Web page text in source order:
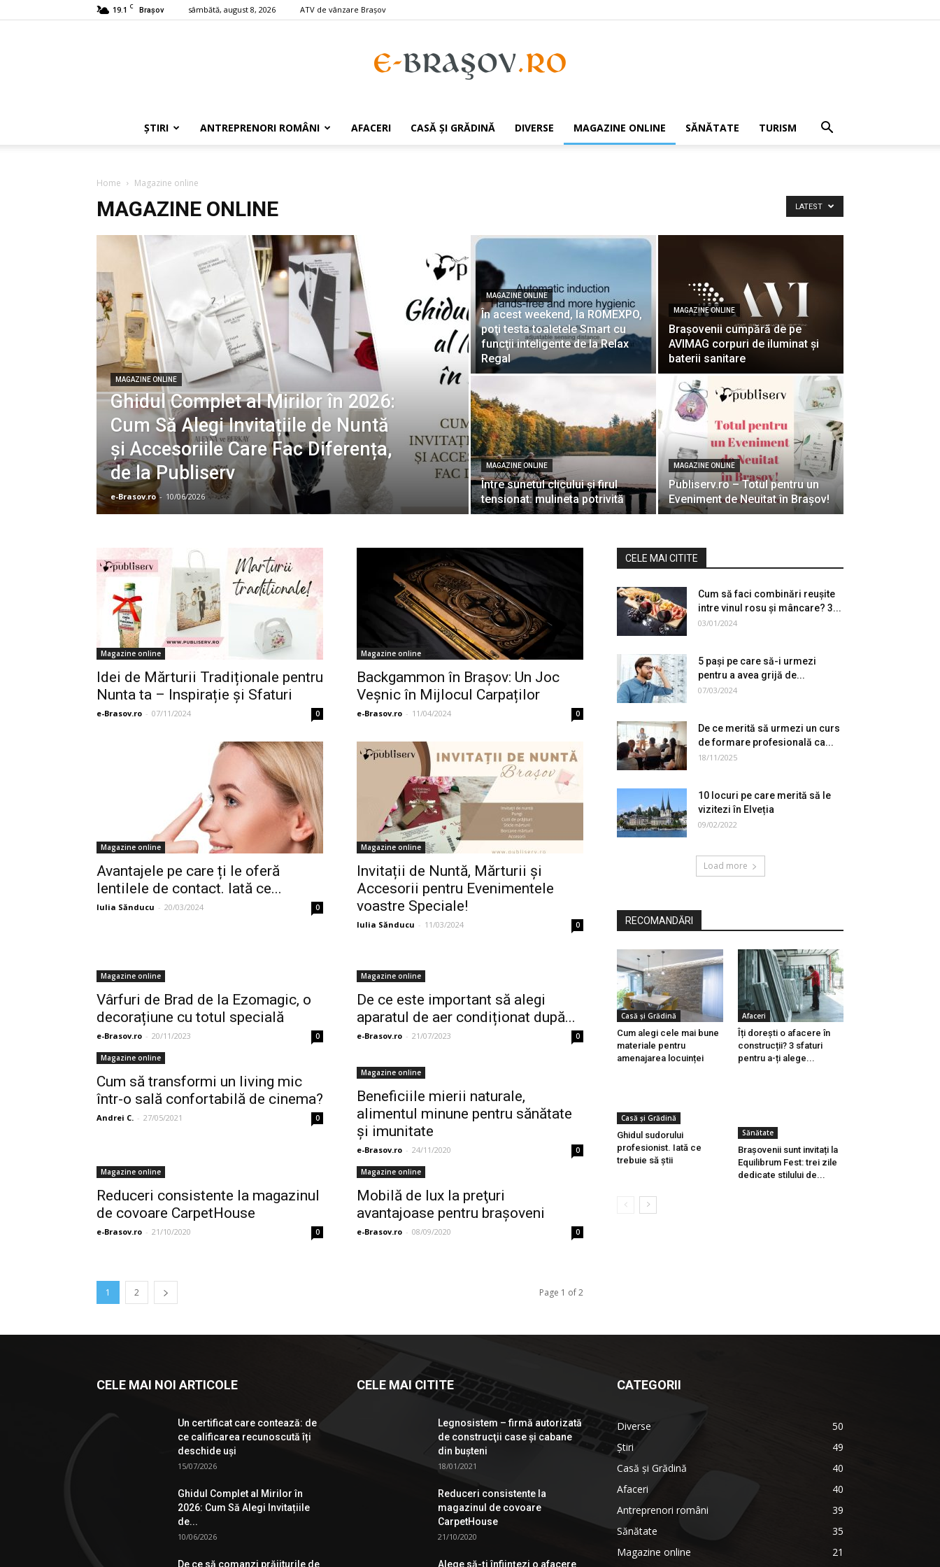
19.1 C Braşov sâmbătă, august 8, 2026 ATV de vânzare Braşov
e-
ȘTIRI ANTREPRENORI ROMÂNI AFACERI CASĂ ȘI GRĂDINĂ DIVERSE MAGAZINE ONLINE SĂNĂTATE TURISM
Home Magazine online
MAGAZINE ONLINE LATEST
MAGAZINE ONLINE
Ghidul Complet al Mirilor în 2026:
Cum Să Alegi Invitațiile de Nuntă
și Accesoriile Care Fac Diferența,
de la Publiserv
e-Brasov.ro - 10/06/2026
MAGAZINE ONLINE
În acest weekend, la ROMEXPO,
poţi testa toaletele Smart cu
funcţii inteligente de la Relax
Regal
MAGAZINE ONLINE
Braşovenii cumpără de pe
AVIMAG corpuri de iluminat şi
baterii sanitare
MAGAZINE ONLINE
Între sunetul clicului și firul
tensionat: mulineta potrivită
MAGAZINE ONLINE
Publiserv.ro – Totul pentru un
Eveniment de Neuitat în Braşov!
Magazine online
Idei de Mărturii Tradiționale pentru
Nunta ta – Inspirație și Sfaturi
e-Brasov.ro - 07/11/2024 0
Magazine online
Backgammon în Brașov: Un Joc
Veșnic în Mijlocul Carpaților
e-Brasov.ro - 11/04/2024 0
Magazine online
Avantajele pe care ți le oferă
lentilele de contact. Iată ce...
Iulia Sănducu - 20/03/2024 0
Magazine online
Invitații de Nuntă, Mărturii și
Accesorii pentru Evenimentele
voastre Speciale!
Iulia Sănducu - 11/03/2024 0
Magazine online
Vârfuri de Brad de la Ezomagic, o
decorațiune cu totul specială
e-Brasov.ro - 20/11/2023 0
Magazine online
De ce este important să alegi
aparatul de aer condiționat după...
e-Brasov.ro - 21/07/2023 0
Magazine online
Cum să transformi un living mic
într-o sală confortabilă de cinema?
Andrei C. - 27/05/2021 0
Magazine online
Beneficiile mierii naturale,
alimentul minune pentru sănătate
și imunitate
e-Brasov.ro - 24/11/2020 0
Magazine online
Reduceri consistente la magazinul
de covoare CarpetHouse
e-Brasov.ro - 21/10/2020 0
Magazine online
Mobilă de lux la preţuri
avantajoase pentru brașoveni
e-Brasov.ro - 08/09/2020 0
1 2 Page 1 of 2
CELE MAI CITITE
Cum să faci combinări reușite
intre vinul rosu și mâncare? 3...
03/01/2024
5 pași pe care să-i urmezi
pentru a avea grijă de...
07/03/2024
De ce merită să urmezi un curs
de formare profesională ca...
18/11/2025
10 locuri pe care merită să le
vizitezi în Elveția
09/02/2022
Load more
RECOMANDĂRI
Casă și Grădină
Cum alegi cele mai bune
materiale pentru
amenajarea locuinței
Afaceri
Îți dorești o afacere în
construcții? 3 sfaturi
pentru a-ți alege...
Casă și Grădină
Ghidul sudorului
profesionist. Iată ce
trebuie să știi
Sănătate
Brașovenii sunt invitați la
Equilibrum Fest: trei zile
dedicate stilului de...
CELE MAI NOI ARTICOLE
Un certificat care contează: de
ce calificarea recunoscută îți
deschide uși
15/07/2026
Ghidul Complet al Mirilor în
2026: Cum Să Alegi Invitațiile
de...
10/06/2026
De ce să comanzi prăjiturile de
CELE MAI CITITE
Legnosistem – firmă autorizată
de construcţii case și cabane
din bușteni
18/01/2021
Reduceri consistente la
magazinul de covoare
CarpetHouse
21/10/2020
Alege să-ți înființezi o afacere
CATEGORII
Diverse
50
Știri
49
Casă și Grădină
40
Afaceri
40
Antreprenori români
39
Sănătate
35
Magazine online
21